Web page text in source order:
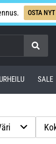
OSTA NYT
SALE